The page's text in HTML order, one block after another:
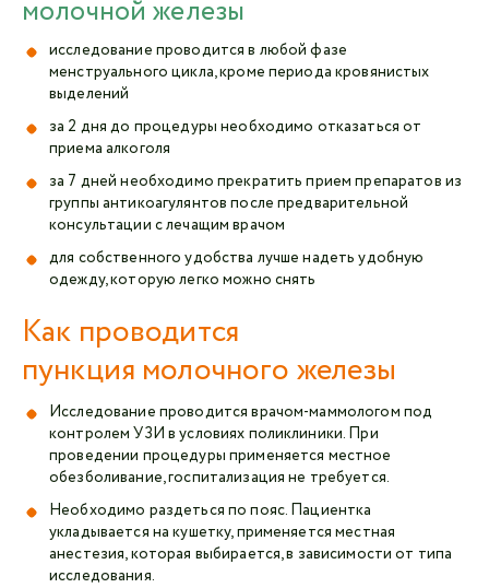
молочной железы
исследование проводится в любой фазе
менструального цикла, кроме периода кровянистых
выделений
за 2 дня до процедуры необходимо отказаться от
приема алкоголя
за 7 дней необходимо прекратить прием препаратов из
группы антикоагулянтов после предварительной
консультации с лечащим врачом
для собственного удобства лучше надеть удобную
одежду, которую легко можно снять
Как проводится
пункция молочного железы
Исследование проводится врачом-маммологом под
контролем УЗИ в условиях поликлиники. При
проведении процедуры применяется местное
обезболивание, госпитализация не требуется.
Необходимо раздеться по пояс. Пациентка
укладывается на кушетку, применяется местная
анестезия, которая выбирается, в зависимости от типа
исследования.